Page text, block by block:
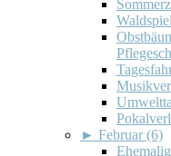
► Februar (6)